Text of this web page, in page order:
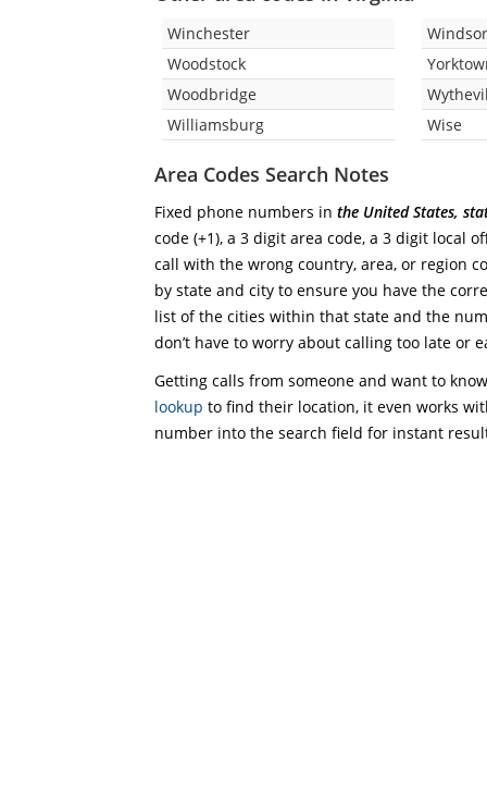
Winchester
Woodstock
Woodbridge
Williamsburg
Windsor
Wise
Area Codes Search Notes
Fixed phone numbers in the United States,
code (+1), a 3 digit area code, a 3 digit local
call with the wrong country, area, or region
by state and city to ensure you have the
list of the cities within that state and the
don’t have to worry about calling too late or
Getting calls from someone and want to
lookup to find their location, it even works
number into the search field for instant